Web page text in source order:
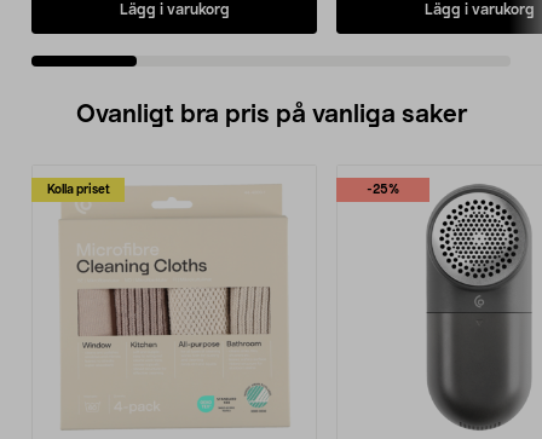
Lägg i varukorg Lägg i varukorg
Ovanligt bra pris på vanliga saker
Kolla priset -25%